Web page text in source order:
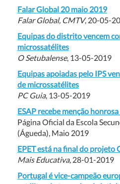
Falar Global 20 maio 2019
Falar Global, CMTV, 20-05-
Equipas do distrito vencem
microssatélites
O Setubalense, 13-05-2019
Equipas apoiadas pelo IPS
de microssatélites
PC Guia, 13-05-2019
ESAP recebe menção
Página Oficial da Escola
(Águeda), Maio 2019
EPET está na final do projeto
Mais Educativa, 28-01-2019
Portugal é vice-campeão